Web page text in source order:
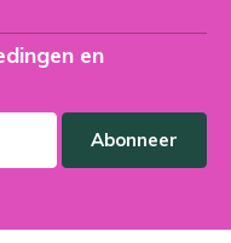
en
Abonneer